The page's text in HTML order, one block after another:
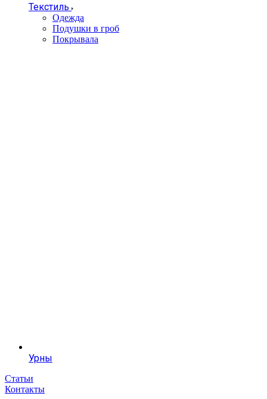
Текстиль
Одежда
Подушки в гроб
Покрывала
Урны
Статьи
Контакты